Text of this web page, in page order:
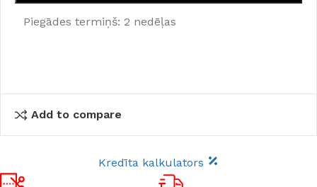
Piegādes termiņš: 2 nedēļas
Add to compare
Kredīta kalkulators